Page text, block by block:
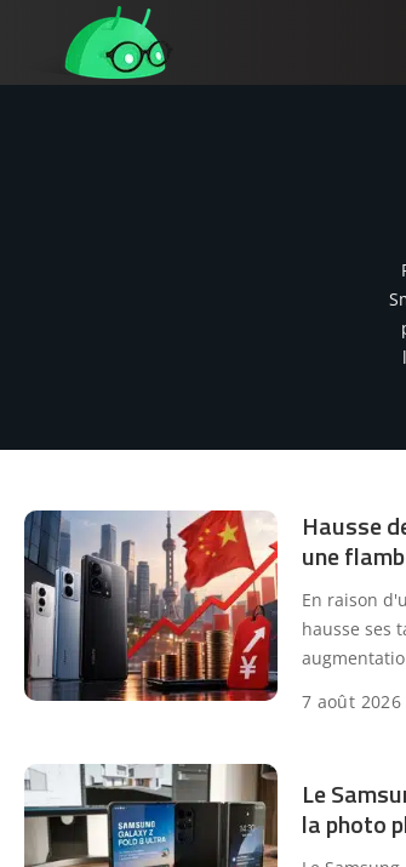
Hausse
une
En raison
hausse ses
7 août 2026
Le
la photo